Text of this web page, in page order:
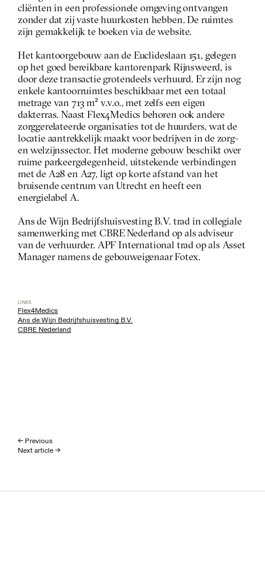
cliënten in een professionele omgeving ontvangen
zonder dat zij vaste huurkosten hebben. De ruimtes
zijn gemakkelijk te boeken via de website.
Het kantoorgebouw aan de Euclideslaan 151, gelegen
op het goed bereikbare kantorenpark Rijnsweerd, is
door deze transactie grotendeels verhuurd. Er zijn nog
enkele kantoorruimtes beschikbaar met een totaal
metrage van 713 m² v.v.o., met zelfs een eigen
dakterras. Naast Flex4Medics behoren ook andere
zorggerelateerde organisaties tot de huurders, wat de
locatie aantrekkelijk maakt voor bedrijven in de zorg-
en welzijnssector. Het moderne gebouw beschikt over
ruime parkeergelegenheid, uitstekende verbindingen
met de A28 en A27, ligt op korte afstand van het
bruisende centrum van Utrecht en heeft een
energielabel A.
Ans de Wijn Bedrijfshuisvesting B.V. trad in collegiale
samenwerking met CBRE Nederland op als adviseur
van de verhuurder. APF International trad op als Asset
Manager namens de gebouweigenaar Fotex.
LINKS
Flex4Medics
Ans de Wijn Bedrijfshuisvesting B.V.
CBRE Nederland
← Previous
Next article →